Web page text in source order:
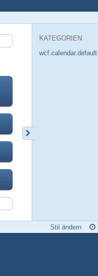
KATEGORIEN
wcf.calendar.default
Stil ändern